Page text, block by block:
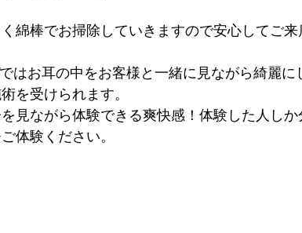
綿棒でお掃除していきますので安心してご来
はお耳の中をお客様と一緒に見ながら綺麗に
を受けられます。
見ながら体験できる爽快感！体験した人し
体験ください。